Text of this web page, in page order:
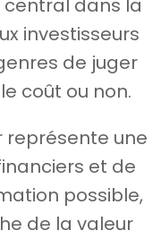
central dans la
investisseurs
de juger
coût ou non.
représente une
et de
possible,
de la valeur